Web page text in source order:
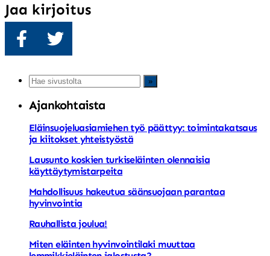
Jaa kirjoitus
Twiittaa
Ajankohtaista
Eläinsuojeluasiamiehen työ päättyy: toimintakatsaus
ja kiitokset yhteistyöstä
Lausunto koskien turkiseläinten olennaisia
käyttäytymistarpeita
Mahdollisuus hakeutua säänsuojaan parantaa
hyvinvointia
Rauhallista joulua!
Miten eläinten hyvinvointilaki muuttaa